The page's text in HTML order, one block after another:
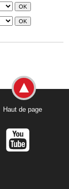
Haut de page